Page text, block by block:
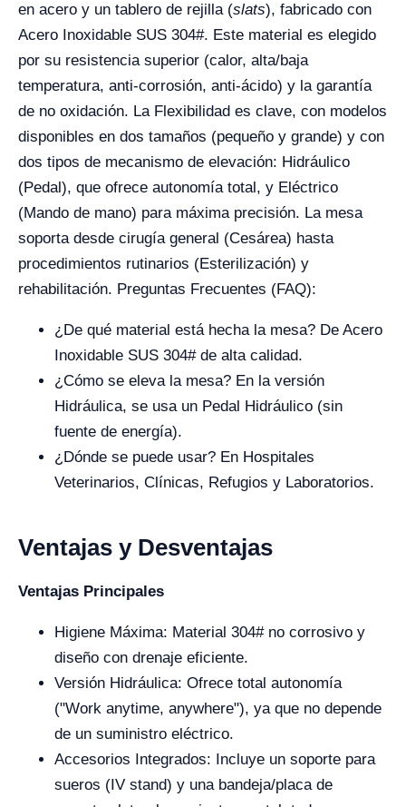
en acero y un tablero de rejilla (slats), fabricado con
Acero Inoxidable SUS 304#. Este material es elegido
por su resistencia superior (calor, alta/baja
temperatura, anti-corrosión, anti-ácido) y la garantía
de no oxidación. La Flexibilidad es clave, con modelos
disponibles en dos tamaños (pequeño y grande) y con
dos tipos de mecanismo de elevación: Hidráulico
(Pedal), que ofrece autonomía total, y Eléctrico
(Mando de mano) para máxima precisión. La mesa
soporta desde cirugía general (Cesárea) hasta
procedimientos rutinarios (Esterilización) y
rehabilitación. Preguntas Frecuentes (FAQ):
¿De qué material está hecha la mesa? De Acero
Inoxidable SUS 304# de alta calidad.
¿Cómo se eleva la mesa? En la versión
Hidráulica, se usa un Pedal Hidráulico (sin
fuente de energía).
¿Dónde se puede usar? En Hospitales
Veterinarios, Clínicas, Refugios y Laboratorios.
Ventajas y Desventajas
Ventajas Principales
Higiene Máxima: Material 304# no corrosivo y
diseño con drenaje eficiente.
Versión Hidráulica: Ofrece total autonomía
("Work anytime, anywhere"), ya que no depende
de un suministro eléctrico.
Accesorios Integrados: Incluye un soporte para
sueros (IV stand) y una bandeja/placa de